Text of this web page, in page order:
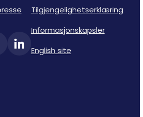
Tilgjengelighetserklæring
Informasjonskapsler
English site